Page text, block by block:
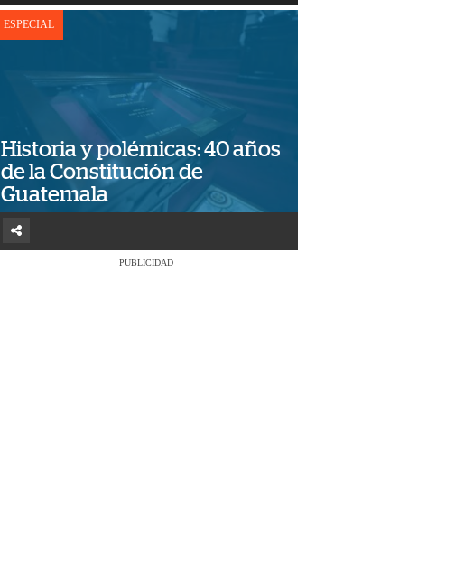
ESPECIAL
Historia y polémicas: 40 años
de la Constitución de
Guatemala
PUBLICIDAD